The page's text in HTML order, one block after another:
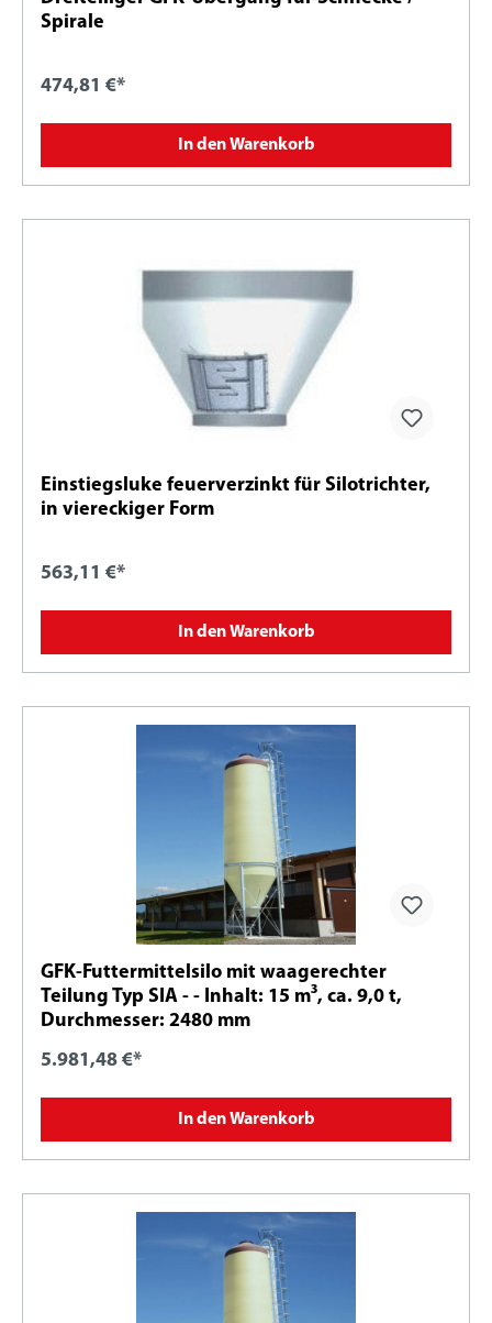
Spirale
474,81 €*
In den Warenkorb
Einstiegsluke feuerverzinkt für Silotrichter,
in viereckiger Form
563,11 €*
In den Warenkorb
GFK-Futtermittelsilo mit waagerechter
Teilung Typ SIA - - Inhalt: 15 m³, ca. 9,0 t,
Durchmesser: 2480 mm
5.981,48 €*
In den Warenkorb